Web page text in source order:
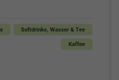
Softdrinks, Wasser & Tee
Kaffee